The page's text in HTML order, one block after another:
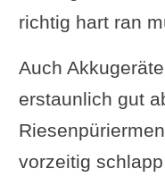
richtig hart ran
Auch
erstaunlich gut
vorzeitig